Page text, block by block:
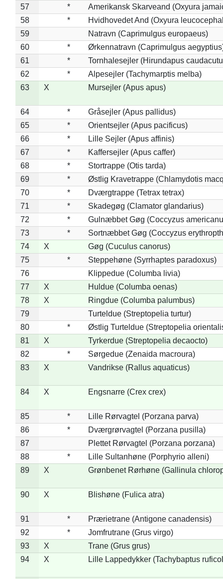
57 *
Amerikansk Skarveand (Oxyura
58
*
Hvidhovedet And (Oxyura
59
Natravn (Caprimulgus europaeus)
60
*
Ørkennatravn (Caprimulgus
61
*
Tornhalesejler (Hirundapus
62
*
Alpesejler (Tachymarptis melba)
63
X Mursejler (Apus apus)
64 *
Gråsejler (Apus pallidus)
65
*
Orientsejler (Apus pacificus)
66
*
Lille Sejler (Apus affinis)
67
*
Kaffersejler (Apus caffer)
68
*
Stortrappe (Otis tarda)
69
*
Østlig Kravetrappe (Chlamydotis
70
*
Dværgtrappe (Tetrax tetrax)
71
*
Skadegøg (Clamator glandarius)
72
*
Gulnæbbet Gøg (Coccyzus
73
*
Sortnæbbet Gøg (Coccyzus
74
X
Gøg (Cuculus canorus)
75
*
Steppehøne (Syrrhaptes paradoxus)
76
Klippedue (Columba livia)
77
X
Huldue (Columba oenas)
78
X
Ringdue (Columba palumbus)
79
Turteldue (Streptopelia turtur)
80
*
Østlig Turteldue (Streptopelia
81
X
Tyrkerdue (Streptopelia decaocto)
82
*
Sørgedue (Zenaida macroura)
83
X Vandrikse (Rallus aquaticus)
84 X Engsnarre (Crex crex)
85 *
Lille Rørvagtel (Porzana parva)
86
*
Dværgrørvagtel (Porzana pusilla)
87
Plettet Rørvagtel (Porzana porzana)
88
*
Lille Sultanhøne (Porphyrio alleni)
89
X Grønbenet Rørhøne (Gallinula
90 X Blishøne (Fulica atra)
91 *
Prærietrane (Antigone canadensis)
92
*
Jomfrutrane (Grus virgo)
93
X
Trane (Grus grus)
94
X Lille Lappedykker (Tachybaptus